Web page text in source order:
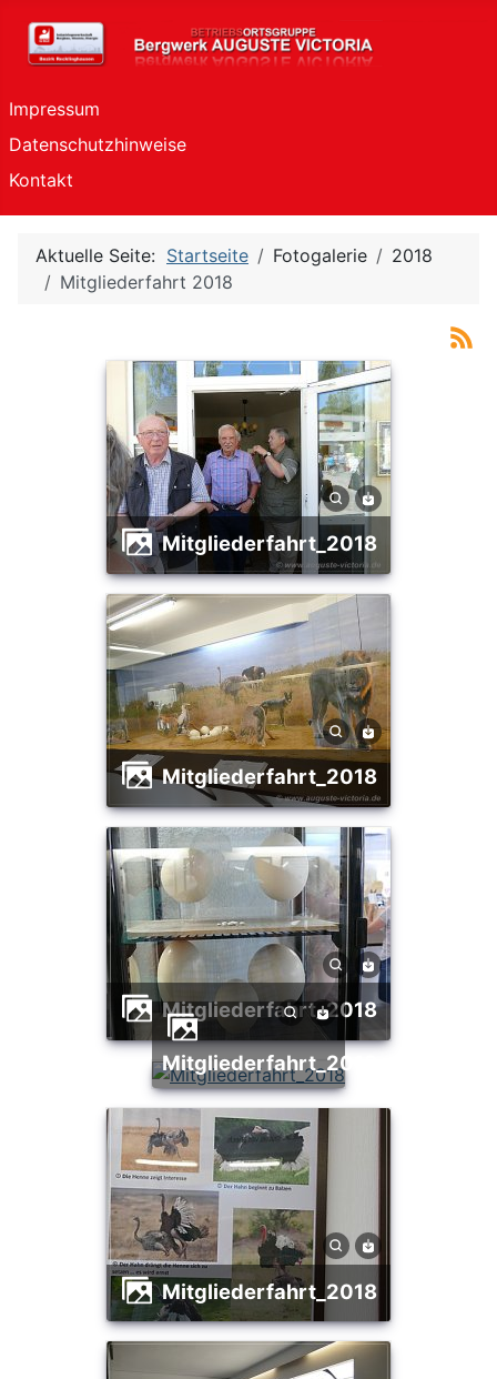
Impressum
Datenschutzhinweise
Kontakt
Aktuelle Seite: Startseite Fotogalerie
2018
Mitgliederfahrt 2018
Mitgliederfahrt_2018
Mitgliederfahrt_2018
Mitgliederfahrt_2018
Mitgliederfahrt_2018
Mitgliederfahrt_2018